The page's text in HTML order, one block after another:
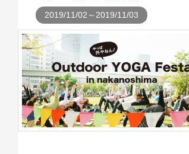
2019/11/02～2019/11/03